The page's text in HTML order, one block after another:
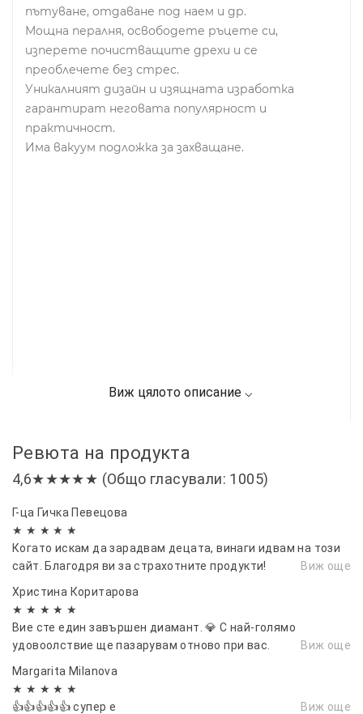
пътуване, отдаване под наем и др.
Мощна пералня, освободете ръцете си,
изперете почистващите дрехи и се
преоблечете без стрес.
Уникалният дизайн и изящната изработка
гарантират неговата популярност и
практичност.
Има вакуум подложка за захващане.
Ревюта на продукта
4,6★★★★★ (Общо гласували: 1005)
Г-ца Гичка Певецова
★ ★ ★ ★ ★
Когато искам да зарадвам децата, винаги идвам на този
сайт. Благодря ви за страхотните продукти!
Виж още
Христина Коритарова
★ ★ ★ ★ ★
Вие сте един завършен диамант. 💎 С най-голямо
удовоолствие ще пазарувам отново при вас.
Виж още
Margarita Milanova
★ ★ ★ ★ ★
👍👍👍👍👍 супер е
Виж още